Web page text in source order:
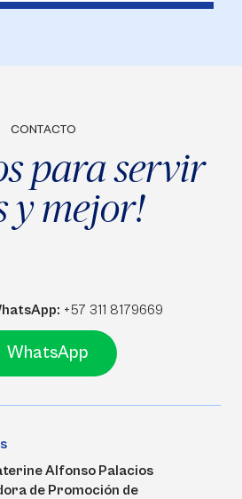
CONTACTO
para servir
y mejor!
+57 311 8179669
WhatsApp
Alfonso Palacios
de Promoción de